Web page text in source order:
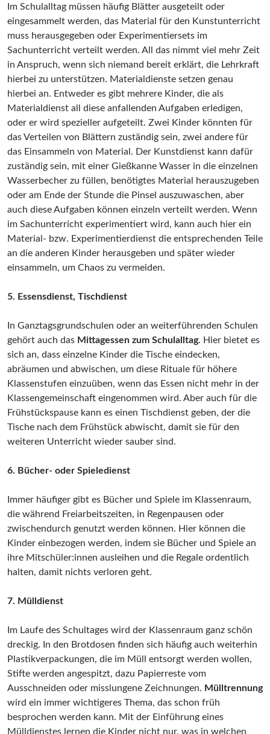
Im Schulalltag müssen häufig Blätter ausgeteilt oder
eingesammelt werden, das Material für den Kunstunterricht
muss herausgegeben oder Experimentiersets im
Sachunterricht verteilt werden. All das nimmt viel mehr Zeit
in Anspruch, wenn sich niemand bereit erklärt, die Lehrkraft
hierbei zu unterstützen. Materialdienste setzen genau
hierbei an. Entweder es gibt mehrere Kinder, die als
Materialdienst all diese anfallenden Aufgaben erledigen,
oder er wird spezieller aufgeteilt. Zwei Kinder könnten für
das Verteilen von Blättern zuständig sein, zwei andere für
das Einsammeln von Material. Der Kunstdienst kann dafür
zuständig sein, mit einer Gießkanne Wasser in die einzelnen
Wasserbecher zu füllen, benötigtes Material herauszugeben
oder am Ende der Stunde die Pinsel auszuwaschen, aber
auch diese Aufgaben können einzeln verteilt werden. Wenn
im Sachunterricht experimentiert wird, kann auch hier ein
Material- bzw. Experimentierdienst die entsprechenden Teile
an die anderen Kinder herausgeben und später wieder
einsammeln, um Chaos zu vermeiden.
5. Essensdienst, Tischdienst
In Ganztagsgrundschulen oder an weiterführenden Schulen
gehört auch das Mittagessen zum Schulalltag. Hier bietet es
sich an, dass einzelne Kinder die Tische eindecken,
abräumen und abwischen, um diese Rituale für höhere
Klassenstufen einzuüben, wenn das Essen nicht mehr in der
Klassengemeinschaft eingenommen wird. Aber auch für die
Frühstückspause kann es einen Tischdienst geben, der die
Tische nach dem Frühstück abwischt, damit sie für den
weiteren Unterricht wieder sauber sind.
6. Bücher- oder Spieledienst
Immer häufiger gibt es Bücher und Spiele im Klassenraum,
die während Freiarbeitszeiten, in Regenpausen oder
zwischendurch genutzt werden können. Hier können die
Kinder einbezogen werden, indem sie Bücher und Spiele an
ihre Mitschüler:innen ausleihen und die Regale ordentlich
halten, damit nichts verloren geht.
7. Mülldienst
Im Laufe des Schultages wird der Klassenraum ganz schön
dreckig. In den Brotdosen finden sich häufig auch weiterhin
Plastikverpackungen, die im Müll entsorgt werden wollen,
Stifte werden angespitzt, dazu Papierreste vom
Ausschneiden oder misslungene Zeichnungen. Mülltrennung
wird ein immer wichtigeres Thema, das schon früh
besprochen werden kann. Mit der Einführung eines
Mülldienstes lernen die Kinder nicht nur, was in welchen